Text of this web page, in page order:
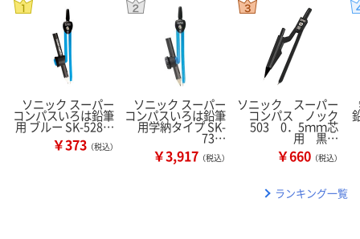
ソニック スーパー
コンパスいろは鉛筆
用 ブルー SK-528…
￥373 （税込）
ソニック スーパー
コンパスいろは鉛筆
用学納タイプ SK-
73…
￥3,917 （税込）
ソニック スーパー
コンパス ノック
503 0．5ｍｍ芯
用 黒…
￥660 （税込）
ランキング一覧